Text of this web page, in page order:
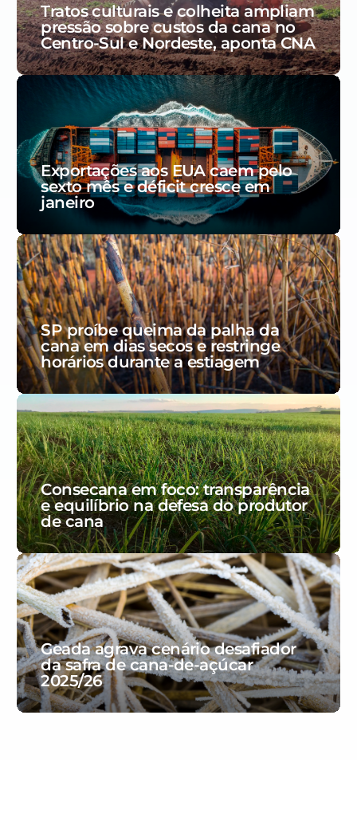
Tratos culturais e colheita ampliam
pressão sobre custos da cana no
Centro-Sul e Nordeste, aponta CNA
Exportações aos EUA caem pelo
sexto mês e déficit cresce em
janeiro
SP proíbe queima da palha da
cana em dias secos e restringe
horários durante a estiagem
Consecana em foco: transparência
e equilíbrio na defesa do produtor
de cana
Geada agrava cenário desafiador
da safra de cana-de-açúcar
2025/26